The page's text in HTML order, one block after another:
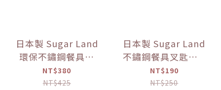
日本製 Sugar Land
環保不鏽鋼餐具組
（附收納盒） 多色
可選【優惠限定】
NT$380
NT$425
日本製 Sugar Land
不鏽鋼餐具叉匙組 5
款色可選【優惠限
定】
NT$190
NT$250